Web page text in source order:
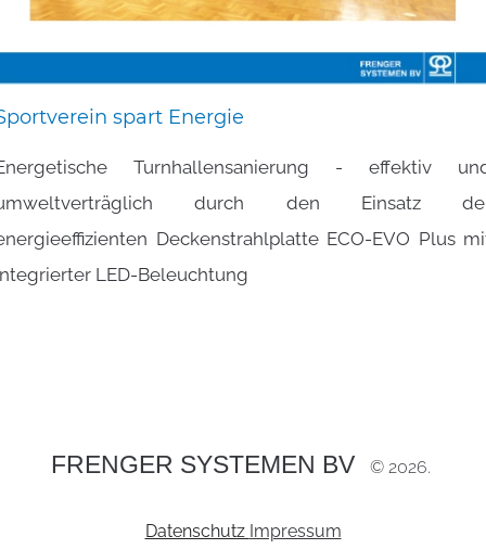
spart Energie
Turnhallensanierung - effektiv
durch den Einsatz
Deckenstrahlplatte ECO-EVO Plus
LED-Beleuchtung
FRENGER SYSTEMEN BV © 2026
Datenschutz Impressum